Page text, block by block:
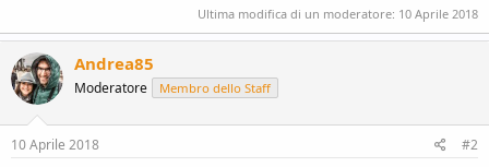
c
u
s
s
i
o
o
Ultima modifica di un moderatore: 10 Aprile 2018
Andrea85
Moderatore Membro dello Staff
10 Aprile 2018 #2